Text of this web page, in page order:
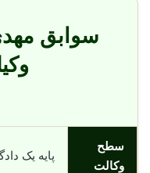
سوابق
سطح
وکالت
پایه یک